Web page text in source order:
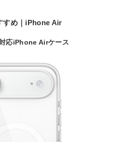
すめ｜iPhone Air
応iPhone Airケース